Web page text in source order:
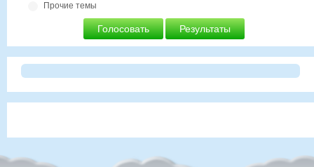
Прочие темы
Голосовать Результаты